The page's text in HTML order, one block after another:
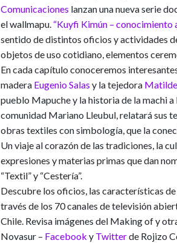
Comunicaciones lanzan una nueva serie
el wallmapu. “Kuyfi Kimún – conocimiento
sentido de distintos oficios y actividades
objetos de uso cotidiano, elementos
En cada capítulo conoceremos
madera Eugenio Salas y latejedora
pueblo Mapuchey la historia de la machi
comunidad Mariano Lleubul, relatará sus
obras textiles con simbología, que la
Un viaje al corazón de las tradiciones, la
expresiones y materias primas que dan
“Textil” y “Cestería”.
Descubre los oficios, las características
través de los 70 canales de televisión
Chile. Revisa imágenes del Making of y
Novasur – Facebook y Twitterde Rojizo